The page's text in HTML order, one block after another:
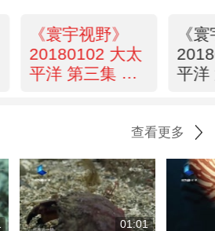
《寰宇视野》
20180102 大太
平洋 第三集 狂
《
平洋
查看更多
01:01